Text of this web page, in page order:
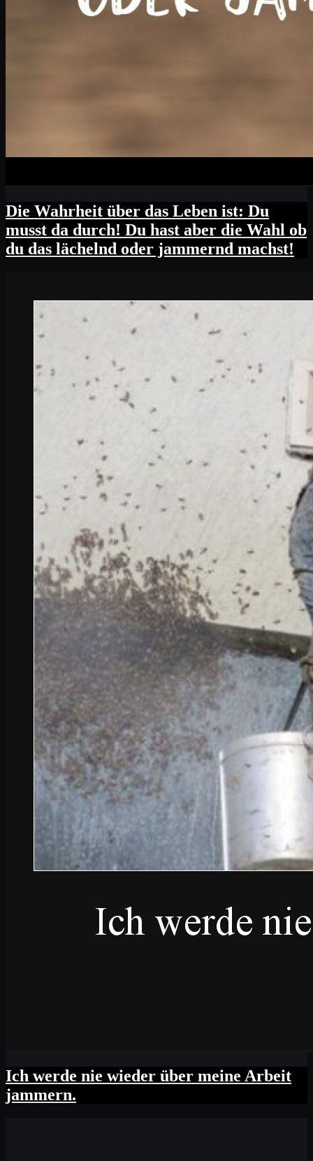
Die Wahrheit über das Leben ist: Du
musst da durch! Du hast aber die Wahl ob
du das lächelnd oder jammernd machst!
Ich werde nie wieder über meine Arbeit
jammern.